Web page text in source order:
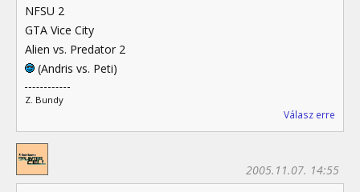
NFSU 2
GTA Vice City
Alien vs. Predator 2
(Andris vs. Peti)
Z. Bundy
Válasz erre
2005.11.07. 14:55